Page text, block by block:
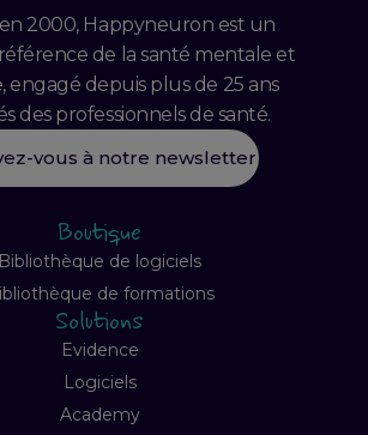
2000, Happyneuron est un
de la santé mentale et
engagé depuis plus de 25 ans
des professionnels de santé.
vous à notre newsletter
Boutique
Bibliothèque de logiciels
de formations
Solutions
Evidence
Logiciels
Academy